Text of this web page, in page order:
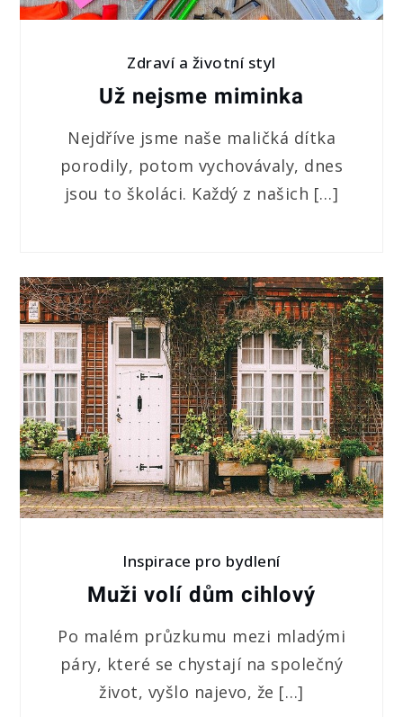
Zdraví a životní styl
Už nejsme miminka
Nejdříve jsme naše maličká dítka
porodily, potom vychovávaly, dnes
jsou to školáci. Každý z našich […]
Inspirace pro bydlení
Muži volí dům cihlový
Po malém průzkumu mezi mladými
páry, které se chystají na společný
život, vyšlo najevo, že […]